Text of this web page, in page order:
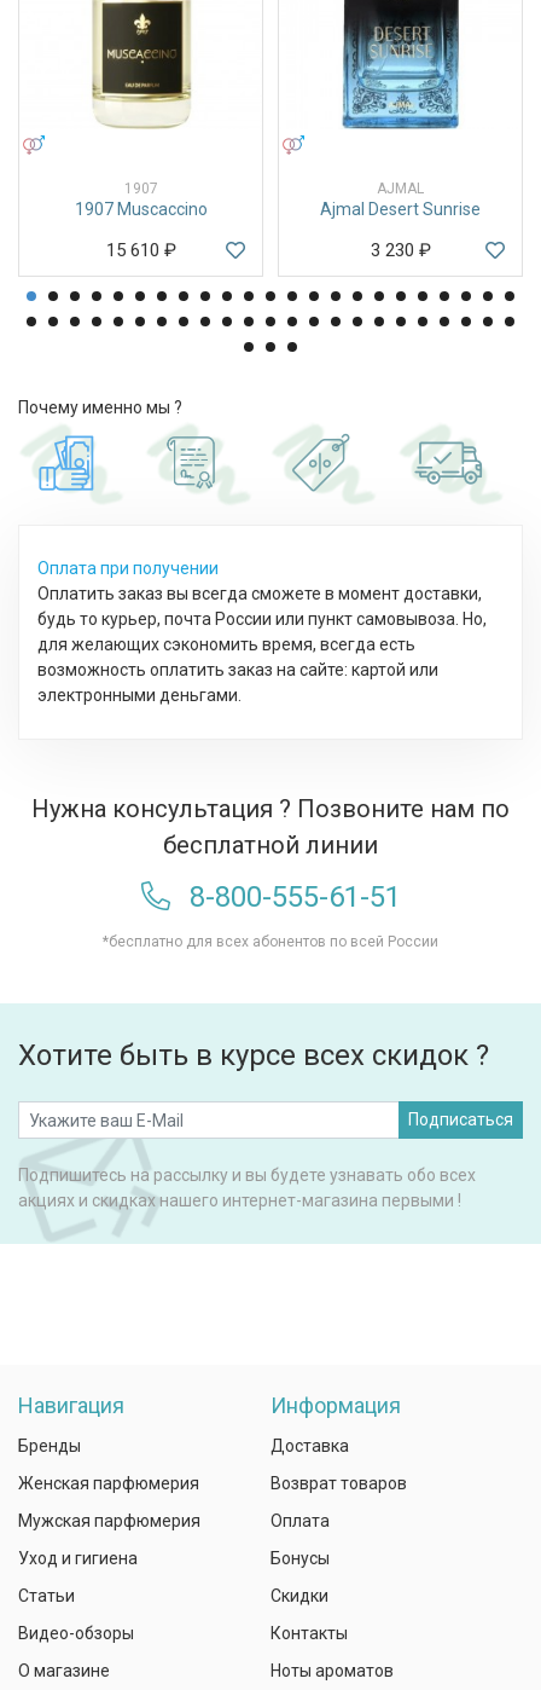
1907
1907 Muscaccino
15 610 ₽
AJMAL
Ajmal Desert Sunrise
3 230 ₽
Почему именно мы ?
Оплата при получении
Оплатить заказ вы всегда сможете в момент доставки,
будь то курьер, почта России или пункт самовывоза. Но,
для желающих сэкономить время, всегда есть
возможность оплатить заказ на сайте: картой или
электронными деньгами.
Нужна консультация ? Позвоните нам по
бесплатной линии
8-800-555-61-51
*бесплатно для всех абонентов по всей России
Хотите быть в курсе всех скидок ?
Подписаться
Подпишитесь на рассылку и вы будете узнавать обо всех
акциях и скидках нашего интернет-магазина первыми !
Навигация
Бренды
Женская парфюмерия
Мужская парфюмерия
Уход и гигиена
Статьи
Видео-обзоры
О магазине
Информация
Доставка
Возврат товаров
Оплата
Бонусы
Скидки
Контакты
Ноты ароматов